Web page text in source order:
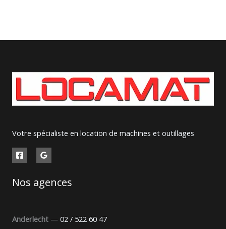
Votre spécialiste en location de machines et outillages
Nos agences
Anderlecht — 02 / 522 60 47